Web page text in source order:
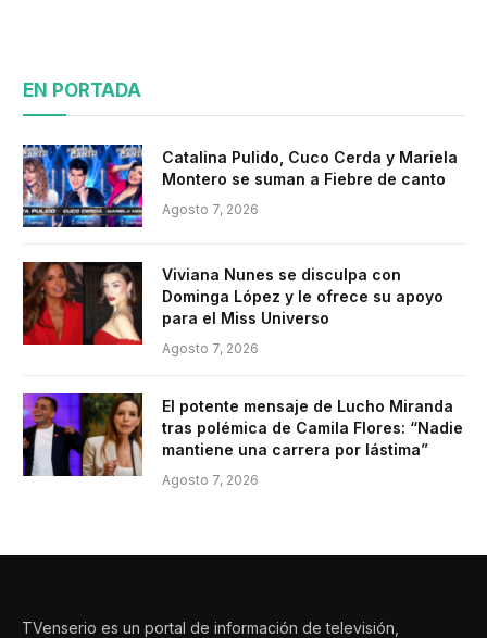
EN PORTADA
Catalina Pulido, Cuco Cerda y Mariela
Montero se suman a Fiebre de canto
Agosto 7, 2026
Viviana Nunes se disculpa con
Dominga López y le ofrece su apoyo
para el Miss Universo
Agosto 7, 2026
El potente mensaje de Lucho Miranda
tras polémica de Camila Flores: “Nadie
mantiene una carrera por lástima”
Agosto 7, 2026
TVenserio es un portal de información de televisión,